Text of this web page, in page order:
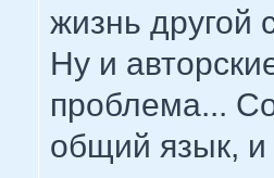
жизнь другой
Ну и
проблема...
общий язык,